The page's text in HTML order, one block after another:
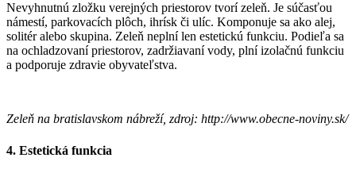
Nevyhnutnú zložku verejných priestorov tvorí zeleň. Je súčasťou
námestí, parkovacích plôch, ihrísk či ulíc. Komponuje sa ako alej,
solitér alebo skupina. Zeleň neplní len estetickú funkciu. Podieľa sa
na ochladzovaní priestorov, zadržiavaní vody, plní izolačnú funkciu
a podporuje zdravie obyvateľstva.
Zeleň na bratislavskom nábreží, zdroj: http://www.obecne-noviny.sk/
4. Estetická funkcia